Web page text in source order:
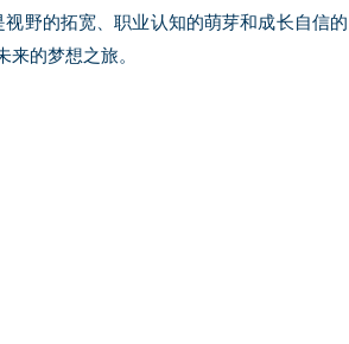
野的拓宽、职业认知的萌芽和成长自信的
的梦想之旅。